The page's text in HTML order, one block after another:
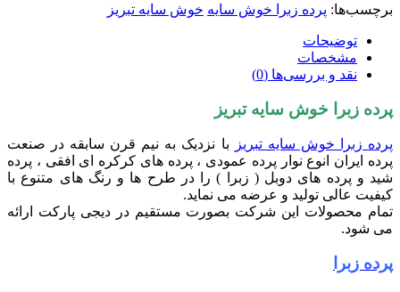
برچسب‌ها: پرده زبرا خوش سایه خوش سایه تبریز
توضیحات
مشخصات
نقد و بررسی‌ها (0)
پرده زبرا خوش سایه تبریز
پرده زبرا خوش سایه تبریز با نزدیک به نیم قرن سابقه در صنعت
پرده ایران انوع نوار پرده عمودی ، پرده های کرکره ای افقی ، پرده
شید و پرده های دوبل ( زبرا ) را در طرح ها و رنگ های متنوع با
کیفیت عالی تولید و عرضه می نماید.
تمام محصولات این شرکت بصورت مستقیم در دیجی پارکت ارائه
می شود.
پرده زبرا